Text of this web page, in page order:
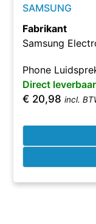
SAMSUNG
Fabrikant
Samsung
Phone
Direct leverbaar
€ 20,98 incl.